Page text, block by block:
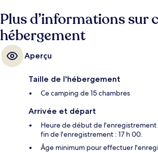
Plus d’informations sur
hébergement
Aperçu
Taille de l'hébergement
Ce camping de 15 chambres
Arrivée et départ
Heure de début de l'enregistrement
fin de l'enregistrement : 17 h 00.
Âge minimum pour effectuer